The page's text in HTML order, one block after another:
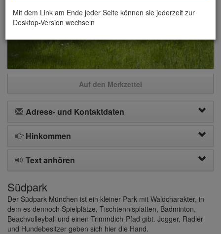
Mit dem Link am Ende jeder Seite können sie jederzeit zur
Desktop-Version wechseln
Auf den Merkzettel
Adress- und Kontaktdaten
Hinkommen
Text anhören
Südpark
Der Südpark München ist ein kleiner Park mit Waldcharakter, in
dem es dennoch Spielplätze, Tischtennisplatten, Badminton,
Beachvolleyball und einen Trimmdich-Pfad gibt. Jogger, Radler
und Hundebesitzer geben sich hier die Hand.